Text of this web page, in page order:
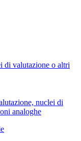
di valutazione o altri
nuclei di
analoghe